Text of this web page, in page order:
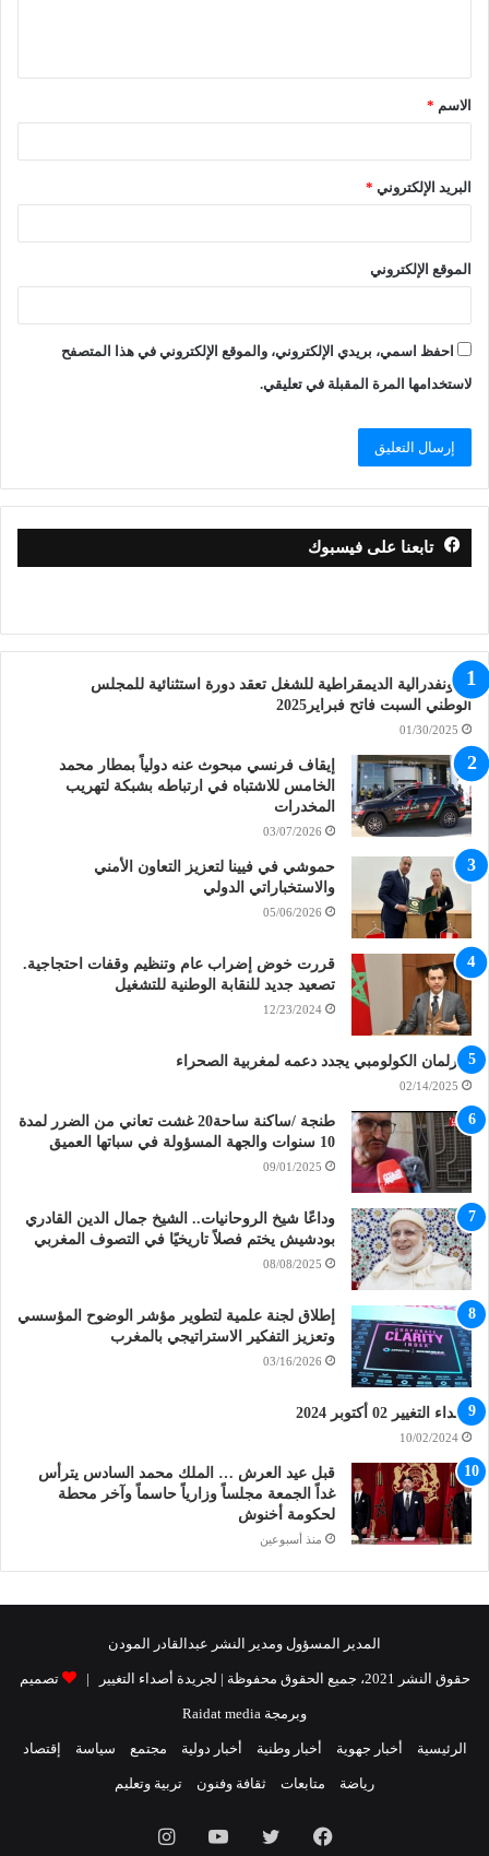
الاسم *
البريد الإلكتروني *
الموقع الإلكتروني
احفظ اسمي، بريدي الإلكتروني، والموقع الإلكتروني في هذا المتصفح
لاستخدامها المرة المقبلة في تعليقي.
تابعنا على فيسبوك
الكونفدرالية الديمقراطية للشغل تعقد دورة استثنائية للمجلس
الوطني السبت فاتح فبراير2025
01/30/2025
إيقاف فرنسي مبحوث عنه دولياً بمطار محمد
الخامس للاشتباه في ارتباطه بشبكة لتهريب
المخدرات
03/07/2026
حموشي في فيينا لتعزيز التعاون الأمني
والاستخباراتي الدولي
05/06/2026
قررت خوض إضراب عام وتنظيم وقفات احتجاجية.
تصعيد جديد للنقابة الوطنية للتشغيل
12/23/2024
البرلمان الكولومبي يجدد دعمه لمغربية الصحراء
02/14/2025
طنجة /ساكنة ساحة20 غشت تعاني من الضرر لمدة
10 سنوات والجهة المسؤولة في سباتها العميق
09/01/2025
وداعًا شيخ الروحانيات.. الشيخ جمال الدين القادري
بودشيش يختم فصلاً تاريخيًا في التصوف المغربي
08/08/2025
إطلاق لجنة علمية لتطوير مؤشر الوضوح المؤسسي
وتعزيز التفكير الاستراتيجي بالمغرب
03/16/2026
أصداء التغيير 02 أكتوبر 2024
10/02/2024
قبل عيد العرش … الملك محمد السادس يترأس
غداً الجمعة مجلساً وزارياً حاسماً وآخر محطة
لحكومة أخنوش
منذ أسبوعين
المدير المسؤول ومدير النشر عبدالقادر المودن
حقوق النشر 2021، جميع الحقوق محفوظة | لجريدة أصداء التغيير | تصميم
وبرمجة Raidat media
الرئيسية أخبار جهوية أخبار وطنية أخبار دولية مجتمع سياسة إقتصاد
رياضة متابعات ثقافة وفنون تربية وتعليم
فيسبوك تويتر يوتيوبانستقرام